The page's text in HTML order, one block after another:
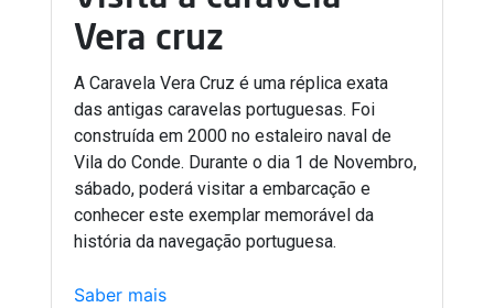
Vera cruz
A Caravela Vera Cruz é uma réplica exata
das antigas caravelas portuguesas. Foi
construída em 2000 no estaleiro naval de
Vila do Conde. Durante o dia 1 de Novembro,
sábado, poderá visitar a embarcação e
conhecer este exemplar memorável da
história da navegação portuguesa.
Saber mais